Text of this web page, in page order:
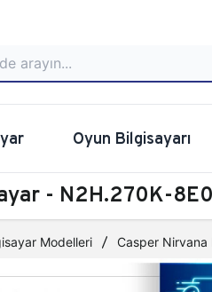
Oyun Bilgisayarı
- N2H.270K-
Modelleri Casper